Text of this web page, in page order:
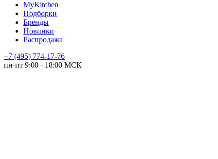
MyKitchen
Подборки
Бренды
Новинки
Распродажа
+7 (495) 774-17-76
пн-пт 9:00 - 18:00 МСК